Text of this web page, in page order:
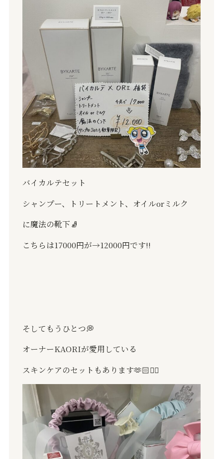
バイカルテセット
シャンプー、トリートメント、オイルorミルク
に魔法の靴下🧦
こちらは17000円が→12000円です‼️
そしてもうひとつ💭
オーナーKAORIが愛用している
スキンケアのセットもあります🫶🏻👍🏻